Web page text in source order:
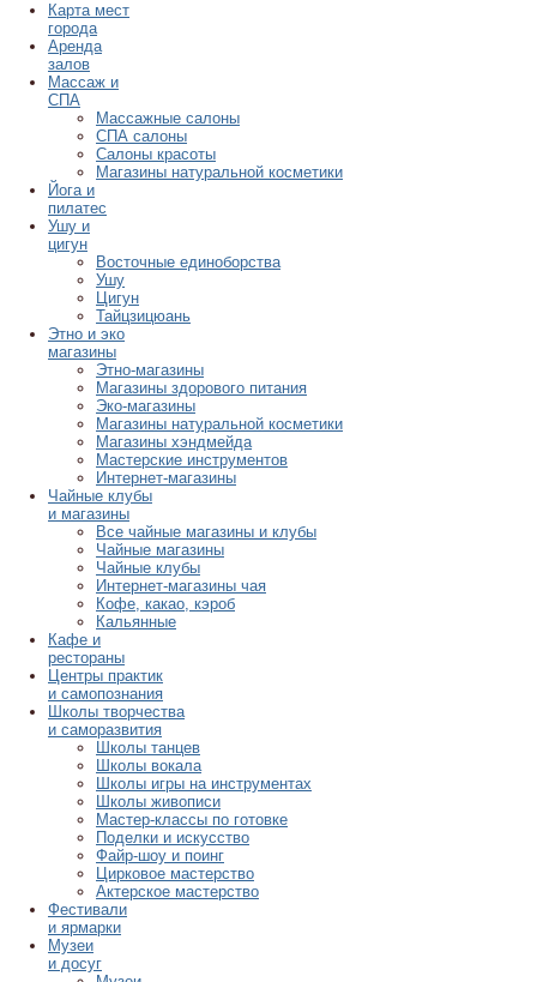
Карта мест
города
Аренда
залов
Массаж и
СПА
Массажные салоны
СПА салоны
Салоны красоты
Магазины натуральной косметики
Йога и
пилатес
Ушу и
цигун
Восточные единоборства
Ушу
Цигун
Тайцзицюань
Этно и эко
магазины
Этно-магазины
Магазины здорового питания
Эко-магазины
Магазины натуральной косметики
Магазины хэндмейда
Мастерские инструментов
Интернет-магазины
Чайные клубы
и магазины
Все чайные магазины и клубы
Чайные магазины
Чайные клубы
Интернет-магазины чая
Кофе, какао, кэроб
Кальянные
Кафе и
рестораны
Центры практик
и самопознания
Школы творчества
и саморазвития
Школы танцев
Школы вокала
Школы игры на инструментах
Школы живописи
Мастер-классы по готовке
Поделки и искусство
Файр-шоу и поинг
Цирковое мастерство
Актерское мастерство
Фестивали
и ярмарки
Музеи
и досуг